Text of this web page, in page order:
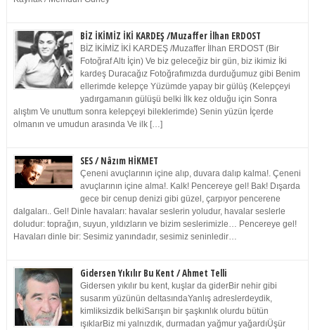
BİZ İKİMİZ İKİ KARDEŞ /Muzaffer İlhan ERDOST
BİZ İKİMİZ İKİ KARDEŞ /Muzaffer İlhan ERDOST (Bir
Fotoğraf Altı İçin) Ve biz geleceğiz bir gün, biz ikimiz İki
kardeş Duracağız Fotoğrafımızda durduğumuz gibi Benim
ellerimde kelepçe Yüzümde yapay bir gülüş (Kelepçeyi
yadırgamanın gülüşü belki İlk kez olduğu için Sonra
alıştım Ve unuttum sonra kelepçeyi bileklerimde) Senin yüzün İçerde
olmanın ve umudun arasında Ve ilk […]
SES / Nâzım HİKMET
Çeneni avuçlarının içine alıp, duvara dalıp kalma!. Çeneni
avuçlarının içine alma!. Kalk! Pencereye gel! Bak! Dışarda
gece bir cenup denizi gibi güzel, çarpıyor pencerene
dalgaları.. Gel! Dinle havaları: havalar seslerin yoludur, havalar seslerle
doludur: toprağın, suyun, yıldızların ve bizim seslerimizle… Pencereye gel!
Havaları dinle bir: Sesimiz yanındadır, sesimiz seninledir…
Gidersen Yıkılır Bu Kent / Ahmet Telli
Gidersen yıkılır bu kent, kuşlar da giderBir nehir gibi
susarım yüzünün deltasındaYanlış adreslerdeydik,
kimliksizdik belkiSarışın bir şaşkınlık olurdu bütün
ışıklarBiz mi yalnızdık, durmadan yağmur yağardıÜşür